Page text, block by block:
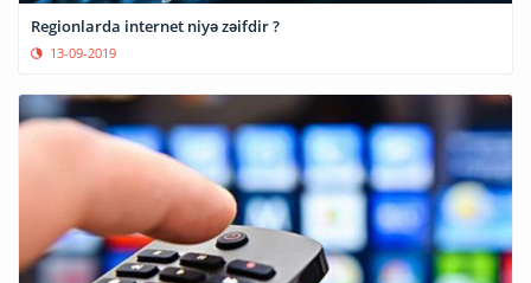
Regionlarda internet niyə zəifdir ?
13-09-2019